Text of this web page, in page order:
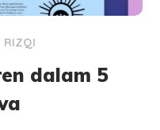
RIZQI
dalam 5